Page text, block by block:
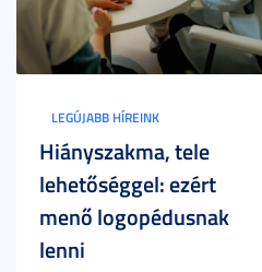
LEGÚJABB HÍREINK
Hiányszakma, tele
lehetőséggel: ezért
menő logopédusnak
lenni